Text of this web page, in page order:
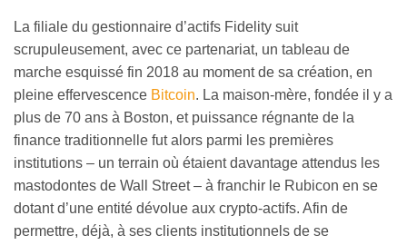
La filiale du gestionnaire d’actifs Fidelity suit
scrupuleusement, avec ce partenariat, un tableau de
marche esquissé fin 2018 au moment de sa création, en
pleine effervescence Bitcoin. La maison-mère, fondée il y a
plus de 70 ans à Boston, et puissance régnante de la
finance traditionnelle fut alors parmi les premières
institutions – un terrain où étaient davantage attendus les
mastodontes de Wall Street – à franchir le Rubicon en se
dotant d’une entité dévolue aux crypto-actifs. Afin de
permettre, déjà, à ses clients institutionnels de se